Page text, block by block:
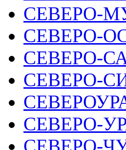
СЕВЕРО-
СЕВЕРО-
СЕВЕРО-
СЕВЕРО-
СЕВЕРО-